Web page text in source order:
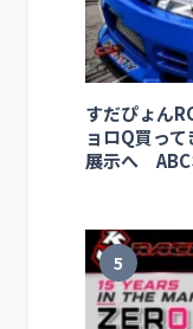
すだぴょん
ョロQ買っ
展示へ ABC
5